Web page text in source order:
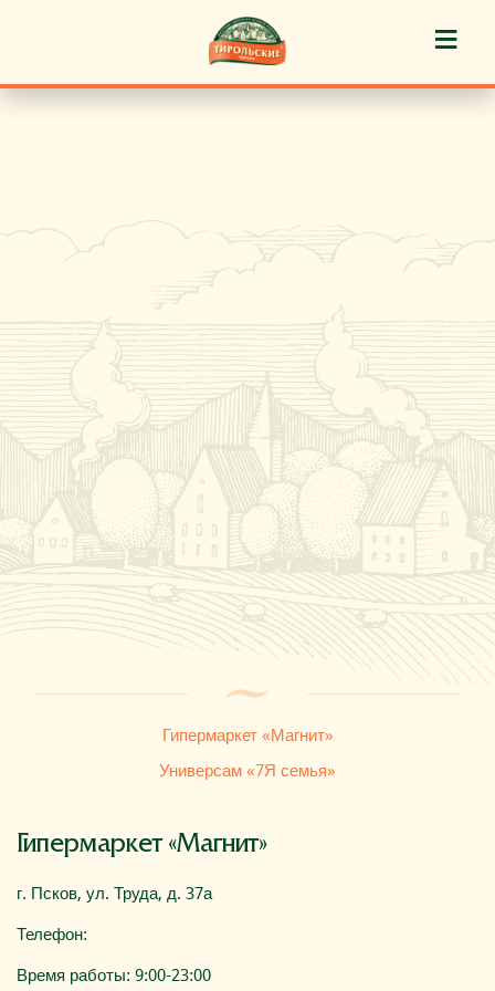
Гипермаркет «Магнит»
Универсам «7Я семья»
Гипермаркет «Магнит»
г. Псков, ул. Труда, д. 37а
Телефон:
Время работы: 9:00-23:00
≡
Пирожные «Тирольские» ®
Торты «Тирольские» ®
Куличи
Кафе-кондитерские
Новости
Где купить
О компании